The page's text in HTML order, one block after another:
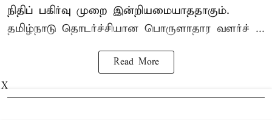
நிதிப் பகிர்வு முறை இன்றியமையாததாகும்.
தமிழ்நாடு தொடர்ச்சியான பொருளாதார வளர்ச் ...
Read More
X